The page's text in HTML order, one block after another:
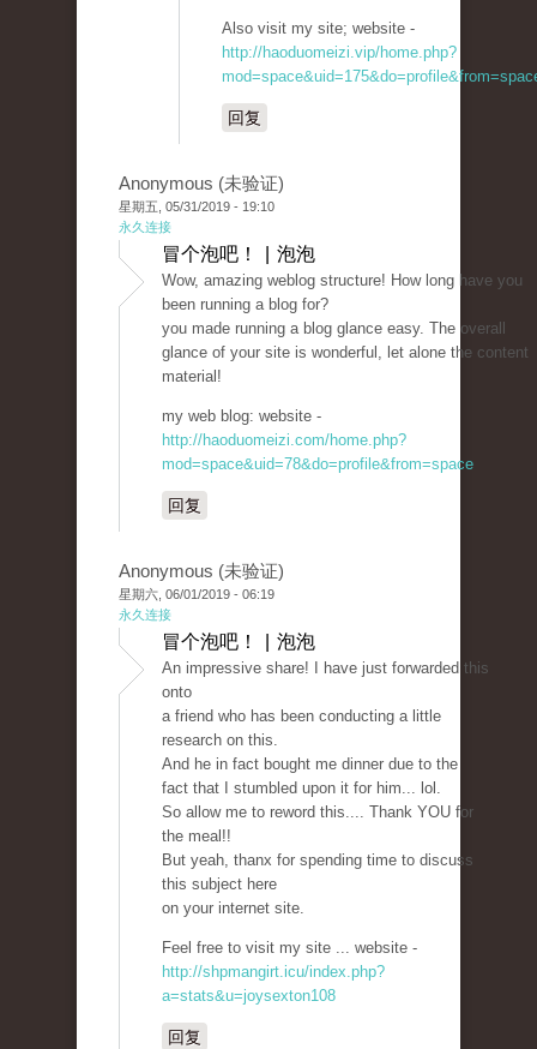
Also visit my site; website -
http://haoduomeizi.vip/home.php?
回复
Anonymous (未验证)
星期五, 05/31/2019 - 19:10
永久连接
冒个泡吧！ | 泡泡
Wow, amazing weblog structure! How long have you
been running a blog for?
you made running a blog glance easy. The overall
glance of your site is wonderful, let alone the content
material!
my web blog: website -
http://haoduomeizi.com/home.php?
mod=space&uid=78&do=profile&from=space
回复
Anonymous (未验证)
星期六, 06/01/2019 - 06:19
永久连接
冒个泡吧！ | 泡泡
An impressive share! I have just forwarded this
onto
a friend who has been conducting a little
research on this.
And he in fact bought me dinner due to the
fact that I stumbled upon it for him... lol.
So allow me to reword this.... Thank YOU for
the meal!!
But yeah, thanx for spending time to discuss
this subject here
on your internet site.
Feel free to visit my site ... website -
http://shpmangirt.icu/index.php?
a=stats&u=joysexton108
回复